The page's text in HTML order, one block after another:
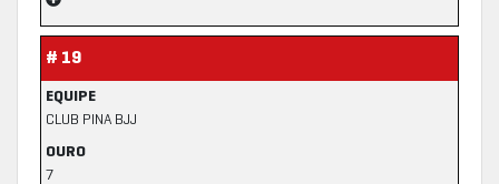
# 19
EQUIPE
CLUB PINA BJJ
OURO
7